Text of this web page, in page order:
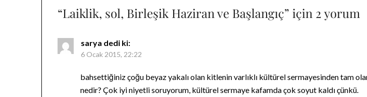
“Laiklik, sol, Birleşik Haziran ve Başlangıç” için 2 yorum
sarya dedi ki:
6 Ocak 2015, 22:22
bahsettiğiniz çoğu beyaz yakalı olan kitlenin varlıklı kültürel sermayesinden tam
nedir? Çok iyi niyetli soruyorum, kültürel sermaye kafamda çok soyut kaldı çünkü.